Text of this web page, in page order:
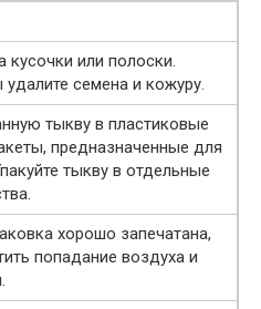
кусочки или полоски.
семена и кожуру.
тыкву в пластиковые
предназначенные для
тыкву в отдельные
хорошо запечатана,
попадание воздуха и